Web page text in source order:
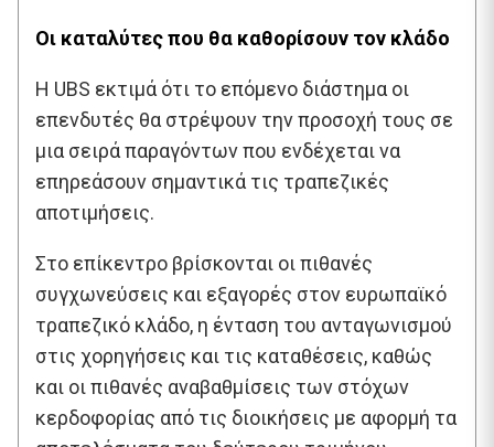
Οι καταλύτες που θα καθορίσουν τον κλάδο
Η UBS εκτιμά ότι το επόμενο διάστημα οι
επενδυτές θα στρέψουν την προσοχή τους σε
μια σειρά παραγόντων που ενδέχεται να
επηρεάσουν σημαντικά τις τραπεζικές
αποτιμήσεις.
Στο επίκεντρο βρίσκονται οι πιθανές
συγχωνεύσεις και εξαγορές στον ευρωπαϊκό
τραπεζικό κλάδο, η ένταση του ανταγωνισμού
στις χορηγήσεις και τις καταθέσεις, καθώς
και οι πιθανές αναβαθμίσεις των στόχων
κερδοφορίας από τις διοικήσεις με αφορμή τα